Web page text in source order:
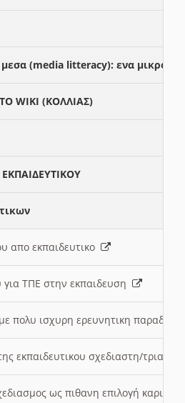
μεσα (media litteracy): ενα μικρο
WIKI (ΚΟΛΛΙΑΣ)
απο εκπαιδευτικο
για ΤΠΕ στην εκπαιδευση
πολυ ισχυρη ερευνητικη
εκπαιδευτικου σχεδιαστη/τριας
ως πιθανη επιλογή